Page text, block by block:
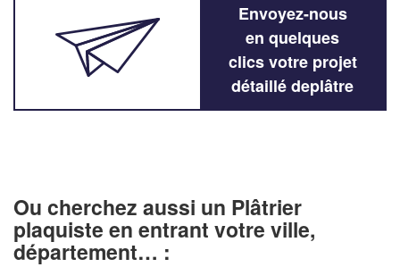
Envoyez-nous
en quelques
clics votre projet
détaillé deplâtre
Ou cherchez aussi un Plâtrier
plaquiste en entrant votre ville,
département… :